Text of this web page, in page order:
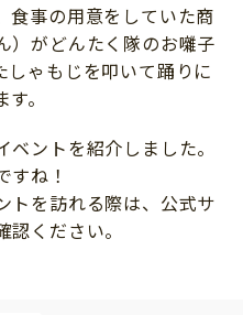
食事の用意をしていた商
）がどんたく隊のお囃子
しゃもじを叩いて踊りに
。
ントを紹介しました。
すね！
トを訪れる際は、公式サ
ください。